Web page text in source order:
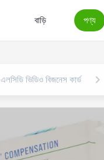
বাড়ি পণ্য
এলসিডি ভিডিও বিজনেস কার্ড